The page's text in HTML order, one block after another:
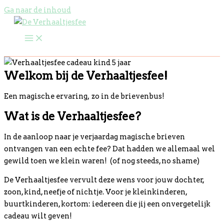
Ga naar de inhoud
Welkom bij de Verhaaltjesfee!
Een magische ervaring, zo in de brievenbus!
Wat is de Verhaaltjesfee?
In de aanloop naar je verjaardag magische brieven
ontvangen van een echte fee? Dat hadden we allemaal wel
gewild toen we klein waren! (of nog steeds, no shame)
De Verhaaltjesfee vervult deze wens voor jouw dochter,
zoon, kind, neefje of nichtje. Voor je kleinkinderen,
buurtkinderen, kortom: iedereen die jij een onvergetelijk
cadeau wilt geven!